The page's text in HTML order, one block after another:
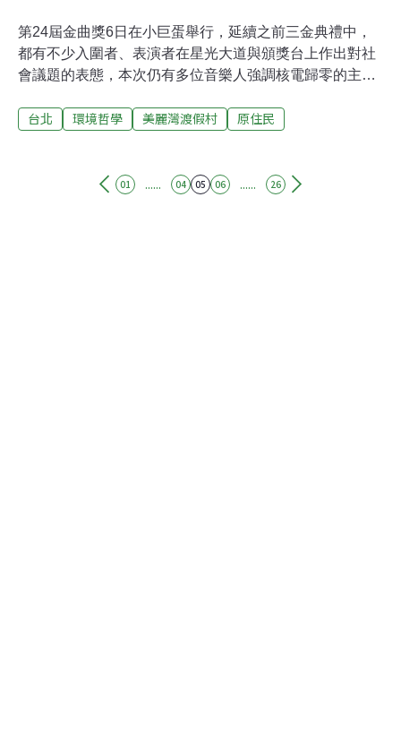
第24屆金曲獎6日在小巨蛋舉行，延續之前三金典禮中，
都有不少入圍者、表演者在星光大道與頒獎台上作出對社
會議題的表態，本次仍有多位音樂人強調核電歸零的主
議。而「最佳原住民語歌手獎」得主桑布伊，邀請所有入
嶼、美麗灣要拆！」以滄桑亙古嗓音完美詮釋卑南古調的
台北 環境哲學 美麗灣渡假村 原住民
01 ...... 04 05 06 ...... 26